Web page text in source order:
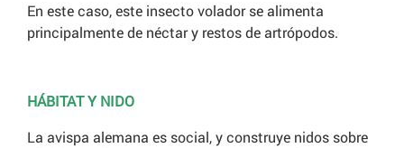
En este caso, este insecto volador se alimenta
principalmente de néctar y restos de artrópodos.
HÁBITAT Y NIDO
La avispa alemana es social, y construye nidos sobre